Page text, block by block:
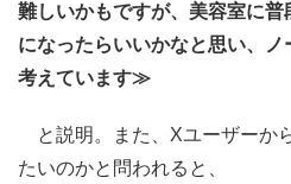
難しいかもですが、美容室に
になったらいいかなと思い、
考えています≫
と説明。また、Xユーザーか
たいのかと問われると、